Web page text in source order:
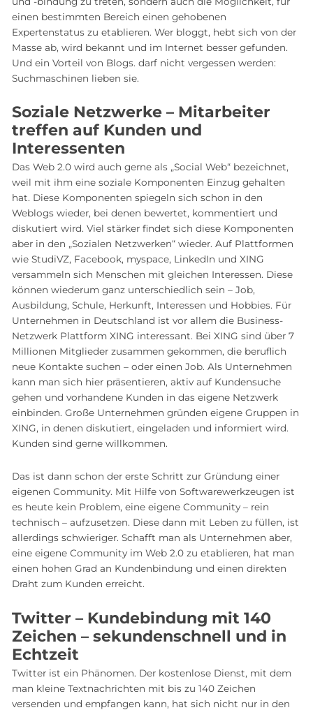
einen bestimmten Bereich einen gehobenen
Expertenstatus zu etablieren. Wer bloggt, hebt sich von der
Masse ab, wird bekannt und im Internet besser gefunden.
Und ein Vorteil von Blogs. darf nicht vergessen werden:
Suchmaschinen lieben sie.
Soziale Netzwerke – Mitarbeiter
treffen auf Kunden und
Interessenten
Das Web 2.0 wird auch gerne als „Social Web“ bezeichnet,
weil mit ihm eine soziale Komponenten Einzug gehalten
hat. Diese Komponenten spiegeln sich schon in den
Weblogs wieder, bei denen bewertet, kommentiert und
diskutiert wird. Viel stärker findet sich diese Komponenten
aber in den „Sozialen Netzwerken“ wieder. Auf Plattformen
wie StudiVZ, Facebook, myspace, LinkedIn und XING
versammeln sich Menschen mit gleichen Interessen. Diese
können wiederum ganz unterschiedlich sein – Job,
Ausbildung, Schule, Herkunft, Interessen und Hobbies. Für
Unternehmen in Deutschland ist vor allem die Business-
Netzwerk Plattform XING interessant. Bei XING sind über 7
Millionen Mitglieder zusammen gekommen, die beruflich
neue Kontakte suchen – oder einen Job. Als Unternehmen
kann man sich hier präsentieren, aktiv auf Kundensuche
gehen und vorhandene Kunden in das eigene Netzwerk
einbinden. Große Unternehmen gründen eigene Gruppen in
XING, in denen diskutiert, eingeladen und informiert wird.
Kunden sind gerne willkommen.
Das ist dann schon der erste Schritt zur Gründung einer
eigenen Community. Mit Hilfe von Softwarewerkzeugen ist
es heute kein Problem, eine eigene Community – rein
technisch – aufzusetzen. Diese dann mit Leben zu füllen, ist
allerdings schwieriger. Schafft man als Unternehmen aber,
eine eigene Community im Web 2.0 zu etablieren, hat man
einen hohen Grad an Kundenbindung und einen direkten
Draht zum Kunden erreicht.
Twitter – Kundebindung mit 140
Zeichen – sekundenschnell und in
Echtzeit
Twitter ist ein Phänomen. Der kostenlose Dienst, mit dem
man kleine Textnachrichten mit bis zu 140 Zeichen
versenden und empfangen kann, hat sich nicht nur in den